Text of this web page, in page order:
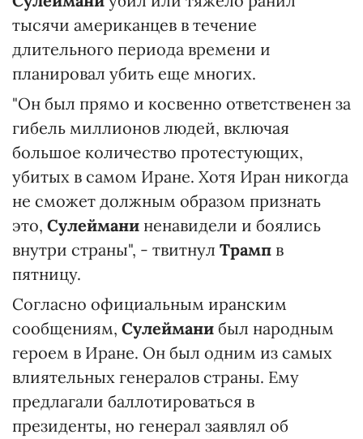
тысячи американцев в течение
длительного периода времени и
планировал убить еще многих.
"Он был прямо и косвенно ответственен за
гибель миллионов людей, включая
большое количество протестующих,
убитых в самом Иране. Хотя Иран никогда
не сможет должным образом признать
это, Сулеймани ненавидели и боялись
внутри страны", - твитнул Трамп в
пятницу.
Согласно официальным иранским
сообщениям, Сулеймани был народным
героем в Иране. Он был одним из самых
влиятельных генералов страны. Ему
предлагали баллотироваться в
президенты, но генерал заявлял об